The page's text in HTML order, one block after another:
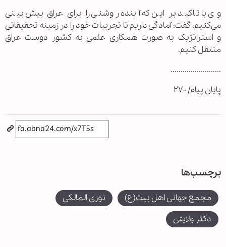
وی با تاکید بر این که آینده روشنی را برای عراق پیش بینی
می‌کنیم، گفت: آمادگی داریم تا تجربیات خود را در زمینه تحقیقاتی
و استراتژیک به صورت همکاری علمی به کشور دوست عراق
منتقل کنیم.
.........................
پایان پیام/ ۲۷۰
برچسب‌ها
مجمع جهانی اهل بیت(ع)
نوری المالکی
دکتر ولایتی